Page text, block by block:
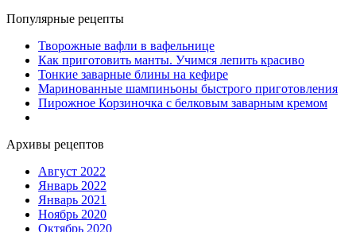
Популярные рецепты
Творожные вафли в вафельнице
Как приготовить манты. Учимся лепить красиво
Тонкие заварные блины на кефире
Маринованные шампиньоны быстрого приготовления
Пирожное Корзиночка с белковым заварным кремом
Архивы рецептов
Август 2022
Январь 2022
Январь 2021
Ноябрь 2020
Октябрь 2020